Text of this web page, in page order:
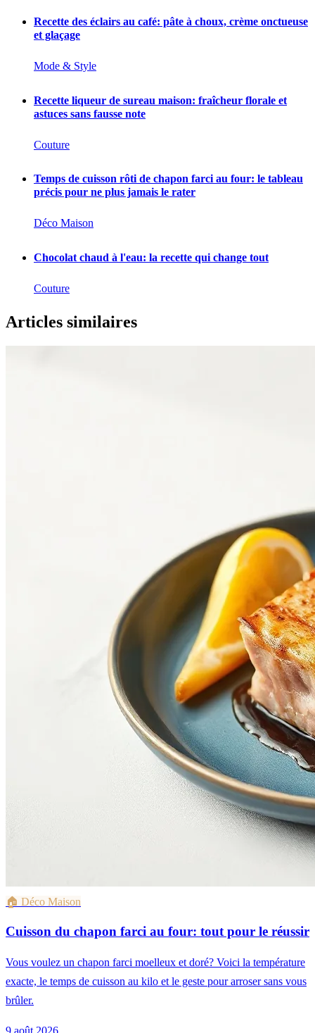
Recette des éclairs au café: pâte à choux, crème onctueuse
et glaçage
Mode & Style
Recette liqueur de sureau maison: fraîcheur florale et
astuces sans fausse note
Couture
Temps de cuisson rôti de chapon farci au four: le tableau
précis pour ne plus jamais le rater
Déco Maison
Chocolat chaud à l'eau: la recette qui change tout
Couture
Articles similaires
🏠 Déco Maison
Cuisson du chapon farci au four: tout pour le réussir
Vous voulez un chapon farci moelleux et doré? Voici la température
exacte, le temps de cuisson au kilo et le geste pour arroser sans vous
brûler.
9 août 2026